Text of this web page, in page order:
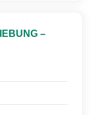
–